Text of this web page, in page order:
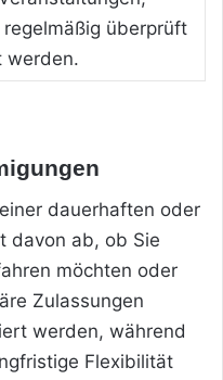
überprüft
werden.
dauerhaften oder
davon ab, ob Sie
möchten oder
Zulassungen
werden, während
Flexibilität